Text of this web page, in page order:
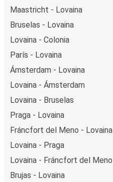
Maastricht - Lovaina
Bruselas - Lovaina
Lovaina - Colonia
París - Lovaina
Ámsterdam - Lovaina
Lovaina - Ámsterdam
Lovaina - Bruselas
Praga - Lovaina
Fráncfort del Meno - Lovaina
Lovaina - Praga
Lovaina - Fráncfort del Meno
Brujas - Lovaina